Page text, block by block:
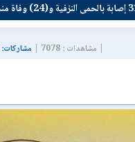
مقالات
شعبنا
| مشاهدات : 7078 | مشاركات: 0